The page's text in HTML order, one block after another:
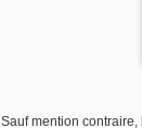
Sauf mention